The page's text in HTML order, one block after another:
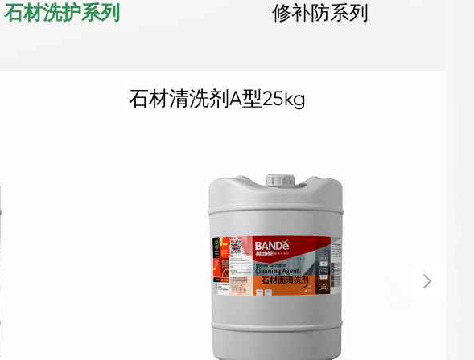
石材洗护系列 修补防系列
地坪补强剂 1KG
地坪补强剂 4KG
混凝土密封固化剂1kg
混凝土密封固化剂4kg
水晶地坪液体硬化剂 1kg
水晶地坪液体硬化剂 4kg
地坪抛光液25kg
地坪抛光液1kg
地坪抛光液4kg
罩面剂
抗碱底剂25kg
三合一无机面涂25kg铁桶
石材清洗剂A型25kg
水性石材防护剂25kg
石材清洗剂B型25kg
水泥面补缝剂25kg
水泥面补孔洞剂25kg
地面防尘剂25kg
水泥面防护剂25kg
墙地面防潮剂25kg
水泥面修面剂25kg
水泥面修补液25kg
刚性防水剂25kg
柔性防水剂25kg